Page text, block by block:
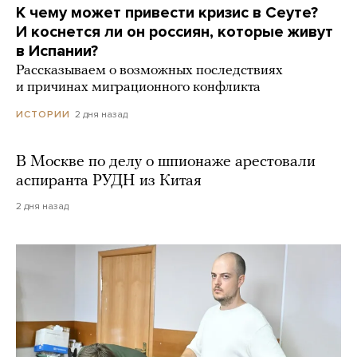
К чему может привести кризис в Сеуте?
И коснется ли он россиян, которые живут
в Испании?
Рассказываем о возможных последствиях
и причинах миграционного конфликта
ИСТОРИИ 2 дня назад
В Москве по делу о шпионаже арестовали
аспиранта РУДН из Китая
2 дня назад